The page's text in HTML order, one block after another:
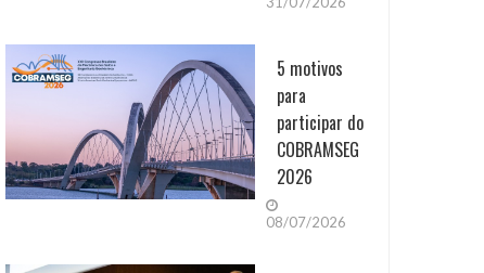
5 motivos
para
participar do
COBRAMSEG
2026
08/07/2026